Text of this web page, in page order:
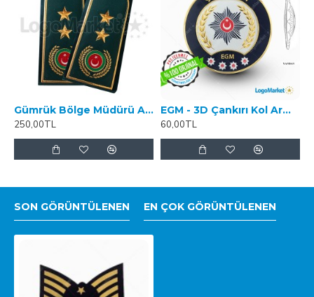
Gümrük Bölge Müdürü Apolet
250,00TL
EGM - 3D Çankırı Kol Arması - TPU ARMA
60,00TL
SON GÖRÜNTÜLENEN EN ÇOK GÖRÜNTÜLENEN